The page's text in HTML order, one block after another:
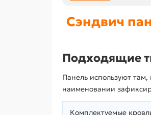
Сэндвич
Подходящие
Панель используют
наименовании
Комплектуемые